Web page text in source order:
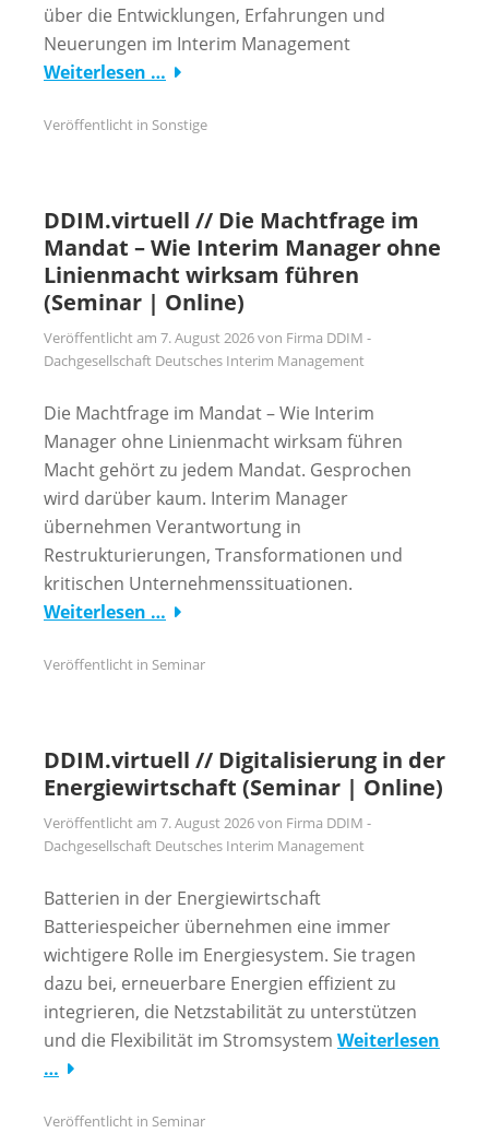
über die Entwicklungen, Erfahrungen und
Neuerungen im Interim Management
Weiterlesen …
Veröffentlicht in Sonstige
DDIM.virtuell // Die Machtfrage im
Mandat – Wie Interim Manager ohne
Linienmacht wirksam führen
(Seminar | Online)
Veröffentlicht am 7. August 2026von Firma DDIM -
Dachgesellschaft Deutsches Interim Management
Die Machtfrage im Mandat – Wie Interim
Manager ohne Linienmacht wirksam führen
Macht gehört zu jedem Mandat. Gesprochen
wird darüber kaum. Interim Manager
übernehmen Verantwortung in
Restrukturierungen, Transformationen und
kritischen Unternehmenssituationen.
Weiterlesen …
Veröffentlicht in Seminar
DDIM.virtuell // Digitalisierung in der
Energiewirtschaft (Seminar | Online)
Veröffentlicht am 7. August 2026von Firma DDIM -
Dachgesellschaft Deutsches Interim Management
Batterien in der Energiewirtschaft
Batteriespeicher übernehmen eine immer
wichtigere Rolle im Energiesystem. Sie tragen
dazu bei, erneuerbare Energien effizient zu
integrieren, die Netzstabilität zu unterstützen
und die Flexibilität im Stromsystem Weiterlesen
…
Veröffentlicht in Seminar